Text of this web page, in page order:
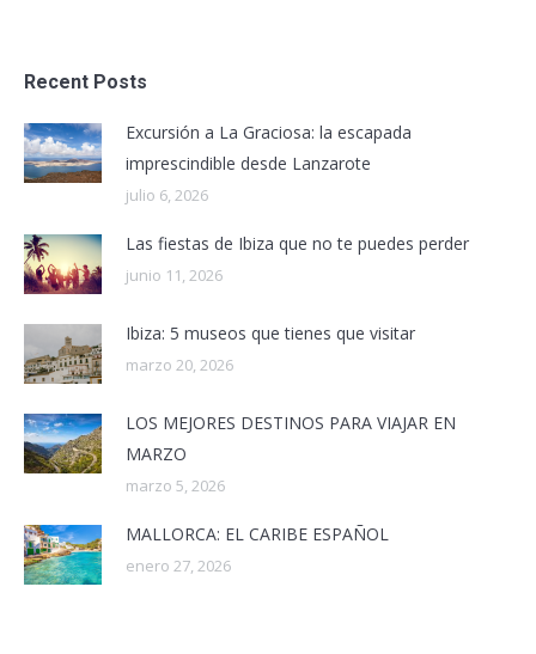
Recent Posts
Excursión a La Graciosa: la escapada
imprescindible desde Lanzarote
julio 6, 2026
Las fiestas de Ibiza que no te puedes perder
junio 11, 2026
Ibiza: 5 museos que tienes que visitar
marzo 20, 2026
LOS MEJORES DESTINOS PARA VIAJAR EN
MARZO
marzo 5, 2026
MALLORCA: EL CARIBE ESPAÑOL
enero 27, 2026